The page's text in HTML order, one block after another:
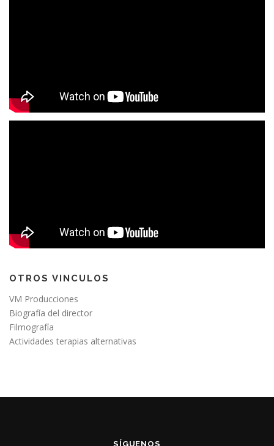
OTROS VINCULOS
VM Producciones
Biografía del director
Filmografía
Actividades terapias alternativas
SÍGUENOS